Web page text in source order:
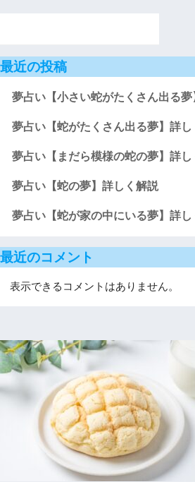
最近の投稿
夢占い【小さい蛇がたくさん出る夢
夢占い【蛇がたくさん出る夢】詳し
夢占い【まだら模様の蛇の夢】詳し
夢占い【蛇の夢】詳しく解説
夢占い【蛇が家の中にいる夢】詳し
最近のコメント
表示できるコメントはありません。